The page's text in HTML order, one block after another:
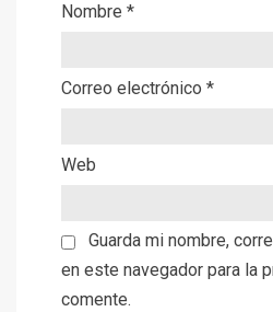
Nombre *
Correo electrónico *
Web
Guarda mi nombre,
en este navegador para la
comente.